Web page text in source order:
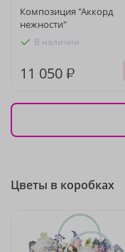
Композиция "Аккорд
нежности"
В наличии
11 050 ₽
Цветы в коробках